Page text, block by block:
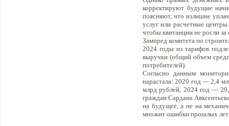
корректируют будущие
поясняют, что излишне
услуг или расчетные
чтобы квитанции не росли
Зампред комитета по
2024 годы из тарифов
выручки (общий объем
потребителей).
Согласно данным
нарастала: 2020 год — 2,4
млрд рублей, 2024 год —
граждан Сардана
на будущее, а не на
множит ошибки прошлых лет.